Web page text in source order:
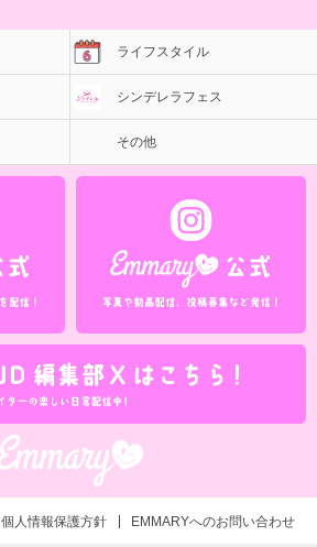
ライフスタイル
シンデレラフェス
その他
個人情報保護方針 EMMARYへのお問い合わせ